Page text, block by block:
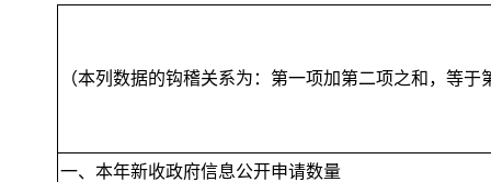
（本列数据的钩稽关系为：第一项加第二项之和 ，等于
一、本年新收政府信息公开申请数量